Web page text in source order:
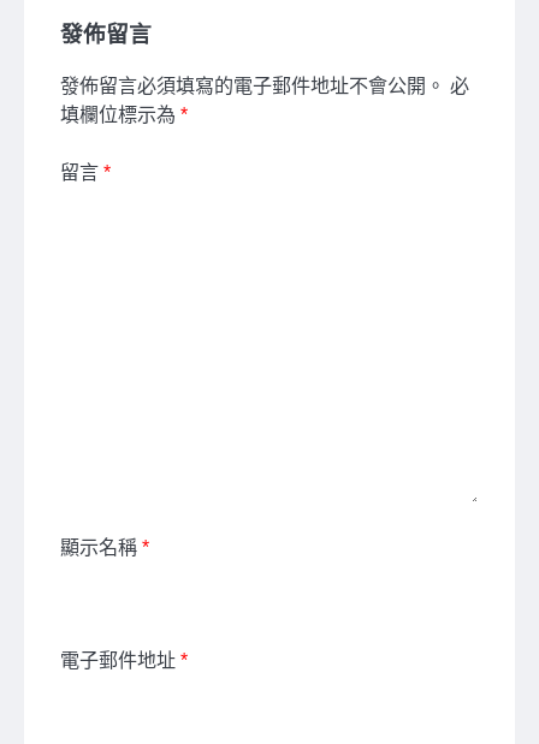
發佈留言
發佈留言必須填寫的電子郵件地址不會公開。 必
填欄位標示為 *
留言 *
顯示名稱 *
電子郵件地址 *